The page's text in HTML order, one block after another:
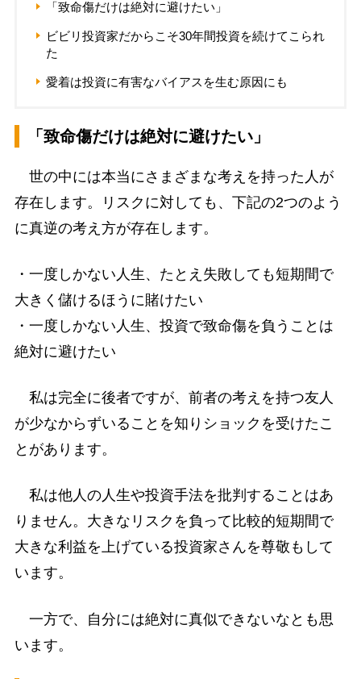
「致命傷だけは絶対に避けたい」
ビビリ投資家だからこそ30年間投資を続けてこられ
た
愛着は投資に有害なバイアスを生む原因にも
「致命傷だけは絶対に避けたい」
世の中には本当にさまざまな考えを持った人が
存在します。リスクに対しても、下記の2つのよう
に真逆の考え方が存在します。
・一度しかない人生、たとえ失敗しても短期間で
大きく儲けるほうに賭けたい
・一度しかない人生、投資で致命傷を負うことは
絶対に避けたい
私は完全に後者ですが、前者の考えを持つ友人
が少なからずいることを知りショックを受けたこ
とがあります。
私は他人の人生や投資手法を批判することはあ
りません。大きなリスクを負って比較的短期間で
大きな利益を上げている投資家さんを尊敬もして
います。
一方で、自分には絶対に真似できないなとも思
います。